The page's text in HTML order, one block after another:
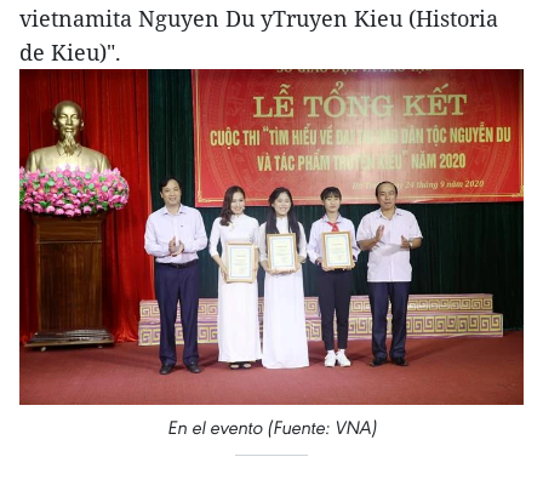
vietnamita Nguyen Du yTruyen Kieu (Historia
de Kieu)".
En el evento (Fuente: VNA)